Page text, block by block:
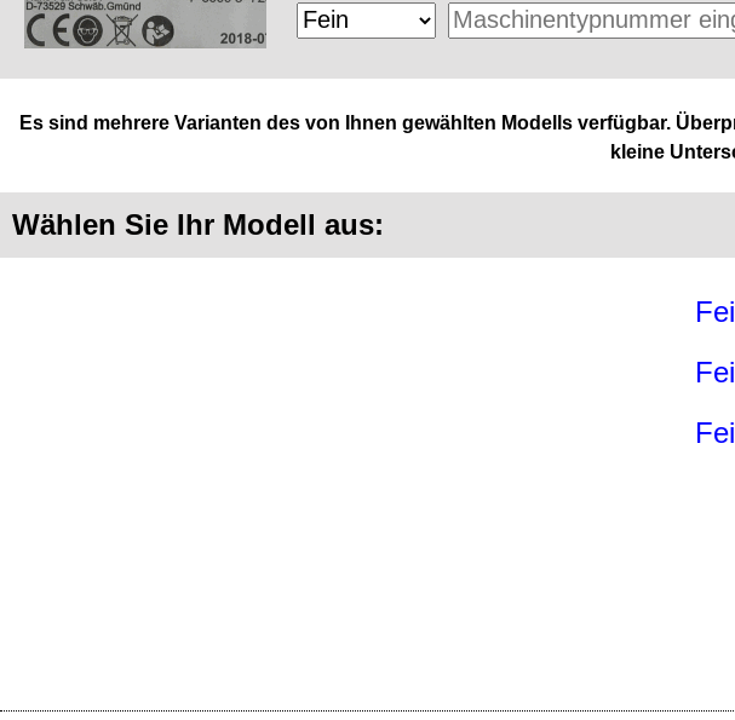
Es sind mehrere Varianten des von Ihnen gewählten Modells verfügbar.
kleine
Wählen Sie Ihr Modell aus: